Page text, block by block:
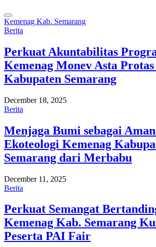
Kemenag Kab. Semarang
Berita
Perkuat Akuntabilitas
Kemenag Monev Asta
Kabupaten Semarang
December 18, 2025
Berita
Menjaga Bumi sebagai
Ekoteologi Kemenag
Semarang dari Merbabu
December 11, 2025
Berita
Perkuat Semangat
Kemenag Kab. Semarang
Peserta PAI Fair